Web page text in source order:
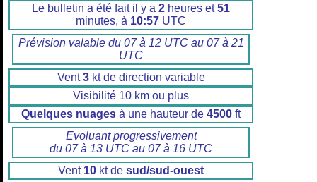
Le bulletin a été fait il y a 2 heures et51
minutes, à 10:57 UTC
Prévision valable du 07 à 12 UTC au 07 à 21
UTC
Vent3kt de direction variable
Visibilité 10 km ou plus
Quelques nuages à une hauteur de 4500 ft
Evoluant progressivement
du 07 à 13 UTC au 07 à 16 UTC
Vent 10 kt de sud/sud-ouest